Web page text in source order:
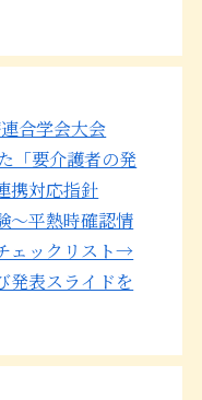
合学会大会
「要介護者の発
携対応指針
～平熱時確認情
ェックリスト→
発表スライドを